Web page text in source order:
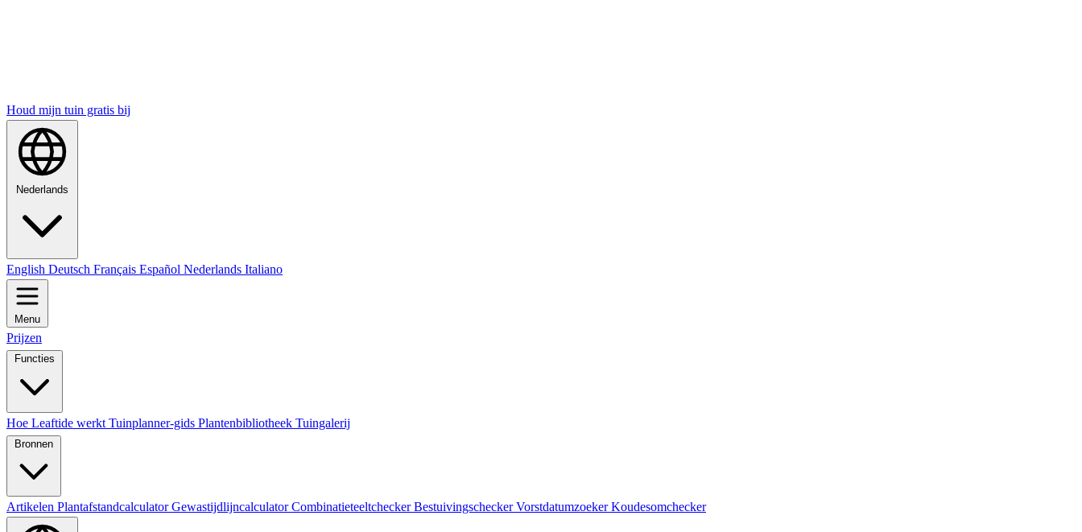
Houd mijn tuin gratis bij
Nederlands
English Deutsch Français Español Nederlands Italiano
Menu
Prijzen
Functies
Hoe Leaftide werkt Tuinplanner-gids Plantenbibliotheek Tuingalerij
Bronnen
Artikelen PlantafstandcalculatorGewastijdlijncalculatorCombinatieteeltcheckerBestuivingscheckerVorstdatumzoekerKoudesomchecker